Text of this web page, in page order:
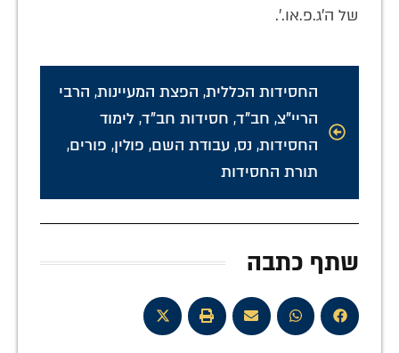
של ה'ג.פ.או.'.
החסידות הכללית, הפצת המעיינות, הרבי
הריי"צ, חב"ד, חסידות חב"ד, לימוד
החסידות, נס, עבודת השם, פולין, פורים,
תורת החסידות
שתף כתבה